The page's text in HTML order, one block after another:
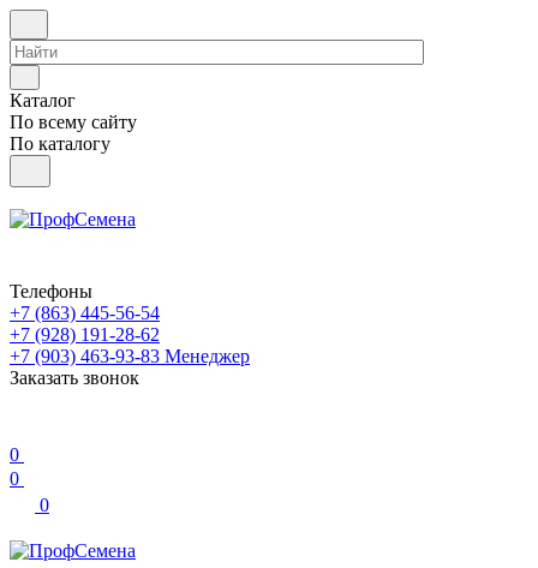
Каталог
По всему сайту
По каталогу
Телефоны
+7 (863) 445-56-54
+7 (928) 191-28-62
+7 (903) 463-93-83 Менеджер
Заказать звонок
0
0
0